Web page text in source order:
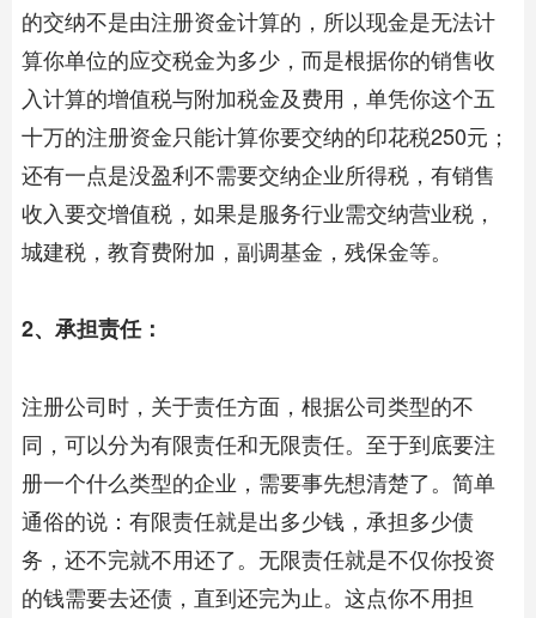
的交纳不是由注册资金计算的，所以现金是无法计
算你单位的应交税金为多少，而是根据你的销售收
入计算的增值税与附加税金及费用，单凭你这个五
十万的注册资金只能计算你要交纳的印花税250元；
还有一点是没盈利不需要交纳企业所得税，有销售
收入要交增值税，如果是服务行业需交纳营业税，
城建税，教育费附加，副调基金，残保金等。
2、承担责任：
注册公司时，关于责任方面，根据公司类型的不
同，可以分为有限责任和无限责任。至于到底要注
册一个什么类型的企业，需要事先想清楚了。简单
通俗的说：有限责任就是出多少钱，承担多少债
务，还不完就不用还了。无限责任就是不仅你投资
的钱需要去还债，直到还完为止。这点你不用担